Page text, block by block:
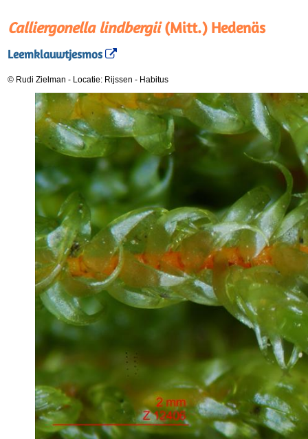
Calliergonella lindbergii(Mitt.) Hedenäs
Leemklauwtjesmos
© Rudi Zielman - Locatie: Rijssen - Habitus